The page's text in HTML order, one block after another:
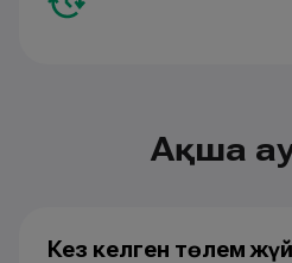
Ақша
Кез келген төлем